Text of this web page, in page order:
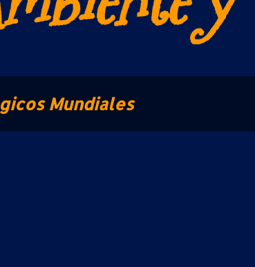
Mundiales